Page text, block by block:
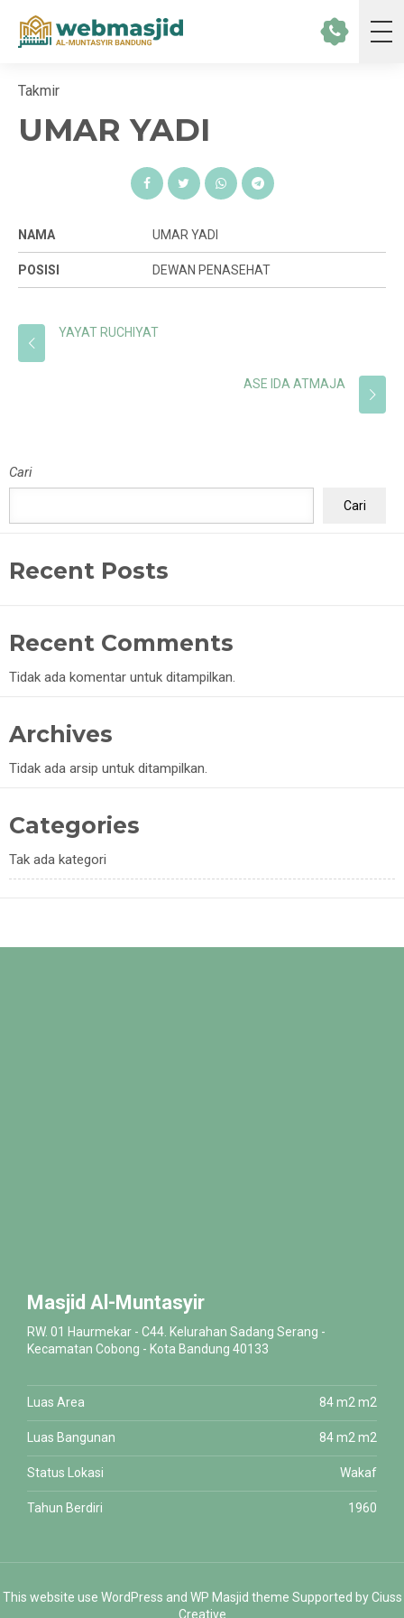
Takmir
UMAR YADI
NAMA UMAR YADI
POSISI DEWAN PENASEHAT
YAYAT RUCHIYAT
ASE IDA ATMAJA
Cari
Cari
Recent Posts
Recent Comments
Tidak ada komentar untuk ditampilkan.
Archives
Tidak ada arsip untuk ditampilkan.
Categories
Tak ada kategori
Masjid Al-Muntasyir
RW. 01 Haurmekar - C44. Kelurahan Sadang Serang -
Kecamatan Cobong - Kota Bandung 40133
Luas Area 84 m2 m2
Luas Bangunan 84 m2 m2
Status Lokasi Wakaf
Tahun Berdiri 1960
This website use WordPress and WP Masjid theme Supported byCiuss
Creative